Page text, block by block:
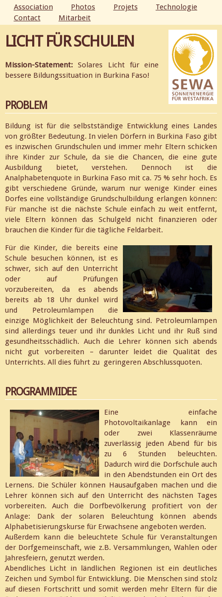
Aller au
contenu
principal
MENU PRINCIPAL
Association Photos Projets
Technologie
Contact
Mitarbeit
LICHT FÜR SCHULEN
Mission-Statement: Solares Licht für eine
bessere Bildungssituation in Burkina Faso!
PROBLEM
Bildung ist für die selbstständige Entwicklung eines Landes
von größter Bedeutung. In vielen Dörfern in Burkina Faso gibt
es inzwischen Grundschulen und immer mehr Eltern schicken
ihre Kinder zur Schule, da sie die Chancen, die eine gute
Ausbildung bietet, verstehen. Dennoch ist die
Analphabetenquote in Burkina Faso mit ca. 75 % sehr hoch. Es
gibt verschiedene Gründe, warum nur wenige Kinder eines
Dorfes eine vollständige Grundschulbildung erlangen können:
Für manche ist die nächste Schule einfach zu weit entfernt,
viele Eltern können das Schulgeld nicht finanzieren oder
brauchen die Kinder für die tägliche Feldarbeit.
Für die Kinder, die bereits eine
Schule besuchen können, ist es
schwer, sich auf den Unterricht
oder auf Prüfungen
vorzubereiten, da es abends
bereits ab 18 Uhr dunkel wird
und Petroleumlampen die
einzige Möglichkeit der Beleuchtung sind. Petroleumlampen
sind allerdings teuer und ihr dunkles Licht und ihr Ruß sind
gesundheitsschädlich. Auch die Lehrer können sich abends
nicht gut vorbereiten – darunter leidet die Qualität des
Unterrichts. All dies führt zu geringeren Abschlussquoten.
PROGRAMMIDEE
Eine einfache
Photovoltaikanlage kann ein
oder zwei Klassenräume
zuverlässig jeden Abend für bis
zu 6 Stunden beleuchten.
Dadurch wird die Dorfschule auch
in den Abendstunden ein Ort des
Lernens. Die Schüler können Hausaufgaben machen und die
Lehrer können sich auf den Unterricht des nächsten Tages
vorbereiten. Auch die Dorfbevölkerung profitiert von der
Anlage: Dank der solaren Beleuchtung können abends
Alphabetisierungskurse für Erwachsene angeboten werden.
Außerdem kann die beleuchtete Schule für Veranstaltungen
der Dorfgemeinschaft, wie z.B. Versammlungen, Wahlen oder
Jahresfeiern, genutzt werden.
Abendliches Licht in ländlichen Regionen ist ein deutliches
Zeichen und Symbol für Entwicklung. Die Menschen sind stolz
auf diesen Fortschritt und somit werden mehr Eltern für die